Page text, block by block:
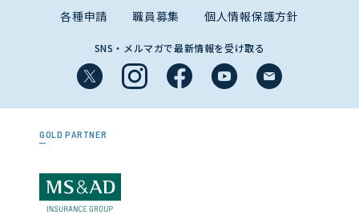
各種申請 職員募集 個人情報保護方針
SNS・メルマガで最新情報を受け取る
GOLD PARTNER